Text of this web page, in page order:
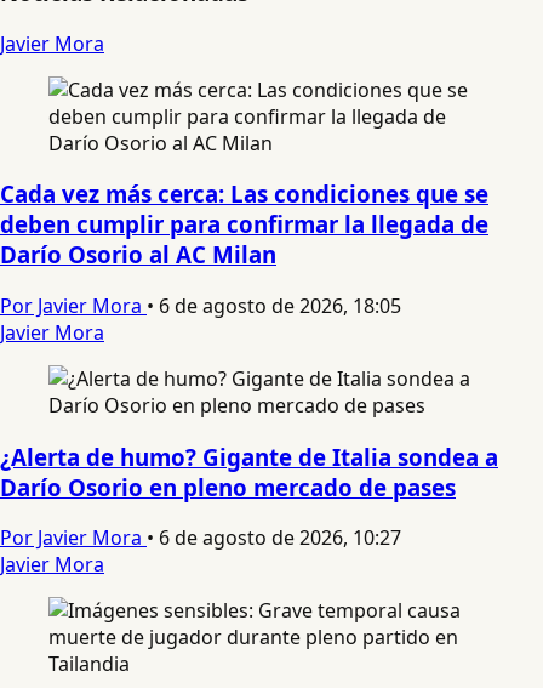
Javier Mora
Cada vez más cerca: Las condiciones que se
deben cumplir para confirmar la llegada de
Darío Osorio al AC Milan
Por Javier Mora • 6 de agosto de 2026, 18:05
Javier Mora
¿Alerta de humo? Gigante de Italia sondea a
Darío Osorio en pleno mercado de pases
Por Javier Mora • 6 de agosto de 2026, 10:27
Javier Mora